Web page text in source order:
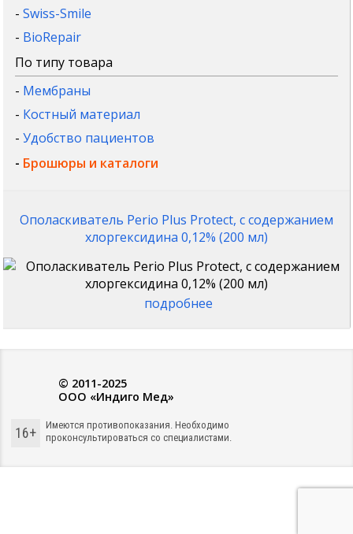
-Swiss-Smile
- BioRepair
По типу товара
- Мембраны
- Костный материал
-Удобство пациентов
- Брошюры и каталоги
Ополаскиватель Perio Plus Protect, с содержанием
хлоргексидина 0,12% (200 мл)
подробнее
© 2011-2025
ООО «Индиго Мед»
16+
Имеются противопоказания. Необходимо
проконсультироваться со специалистами.